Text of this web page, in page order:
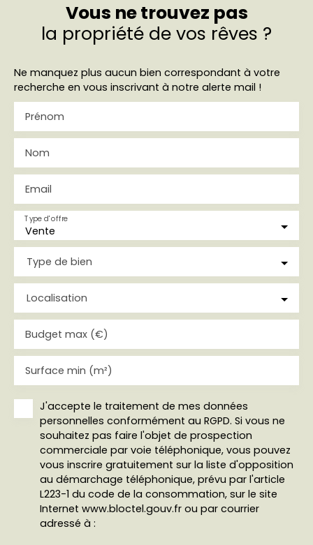
Vous ne trouvez pas
la propriété de vos rêves ?
Ne manquez plus aucun bien correspondant à votre
recherche en vous inscrivant à notre alerte mail !
Prénom
Nom
Email
Vente
Type d'offre
Type de bien
Localisation
Budget max (€)
Surface min (m²)
J'accepte le traitement de mes données
personnelles conformément au RGPD. Si vous ne
souhaitez pas faire l'objet de prospection
commerciale par voie téléphonique, vous pouvez
vous inscrire gratuitement sur la liste d'opposition
au démarchage téléphonique, prévu par l'article
L223-1 du code de la consommation, sur le site
Internet www.bloctel.gouv.fr ou par courrier
adressé à :